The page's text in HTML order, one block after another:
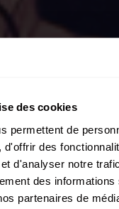
des cookies
permettent de
d'offrir des
d'analyser notre
des
partenaires de